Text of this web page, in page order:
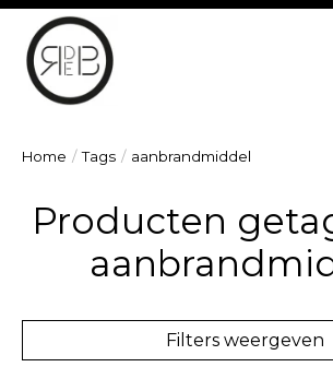
Home / Tags / aanbrandmiddel
Producten
Filters weergeven